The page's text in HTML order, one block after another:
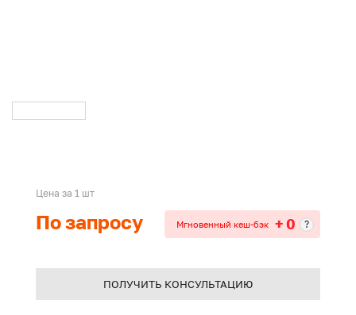
Цена за 1 шт
По запросу Мгновенный кеш-бэк + 0 ?
ПОЛУЧИТЬ КОНСУЛЬТАЦИЮ